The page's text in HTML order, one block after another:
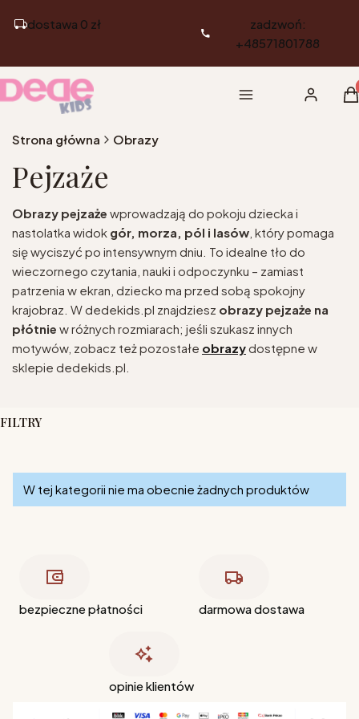
dostawa 0 zł
zadzwoń:
+48571801788
Menu Zaloguj się
Strona główna Obrazy
Pejzaże
Obrazy pejzaże wprowadzają do pokoju dziecka i
nastolatka widok gór, morza, pól i lasów , który pomaga
się wyciszyć po intensywnym dniu. To idealne tło do
wieczornego czytania, nauki i odpoczynku – zamiast
patrzenia w ekran, dziecko ma przed sobą spokojny
krajobraz. W dedekids.pl znajdziesz obrazy pejzaże na
płótnie w różnych rozmiarach; jeśli szukasz innych
motywów, zobacz też pozostałe obrazydostępne w
sklepie dedekids.pl.
FILTRY
Lista produktów
W tej kategorii nie ma obecnie żadnych produktów
bezpieczne płatności darmowa dostawa
opinie klientów